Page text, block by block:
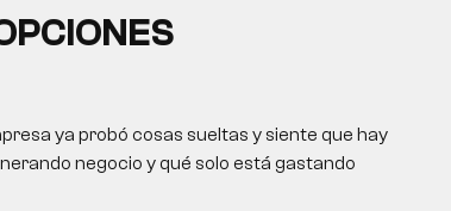
ya probó cosas sueltas y siente que hay
negocio y qué solo está gastando